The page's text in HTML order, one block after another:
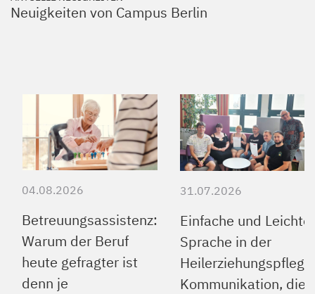
Neuigkeiten von Campus Berlin
04.08.2026
Betreuungsassistenz:
Warum der Beruf
heute gefragter ist
denn je
31.07.2026
Einfache und Leichte
Sprache in der
Kommunikation, die